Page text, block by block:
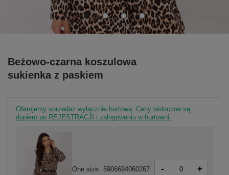
Beżowo-czarna koszulowa
sukienka z paskiem
Oferujemy sprzedaż wyłącznie hurtową. Ceny widoczne są
dopiero po REJESTRACJI i zalogowaniu w hurtowni.
One size 5906694060267 - +